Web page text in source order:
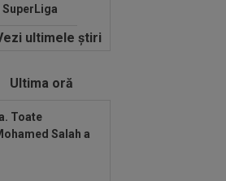
Toate
din
plăti
ultimele ştiri
Ultima oră
Toate
Salah a